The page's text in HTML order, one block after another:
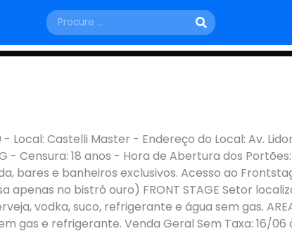
Uberlândia - MG
Local: Castelli Master - Endereço do Local: Av.
Censura: 18 anos - Hora de Abertura dos
bares e banheiros exclusivos. Acesso ao
apenas no bistrô ouro) FRONT STAGE Setor
vodka, suco, refrigerante e água sem gas.
gas e refrigerante. Venda Geral Sem Taxa: 16/